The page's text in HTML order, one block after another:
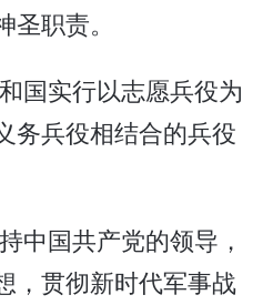
职责。
国实行以志愿兵役为
务兵役相结合的兵役
中国共产党的领导，
，贯彻新时代军事战